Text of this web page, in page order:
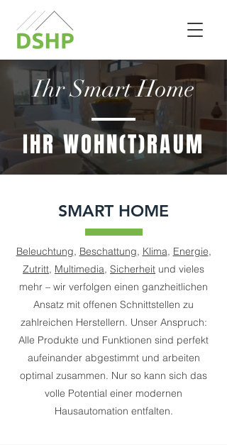
Ihr Smart Home
IHR WOHN(T)RAUM
SMART HOME
Beleuchtung, Beschattung, Klima, Energie,
Zutritt, Multimedia, Sicherheit und vieles
mehr – wir verfolgen einen ganzheitlichen
Ansatz mit offenen Schnittstellen zu
zahlreichen Herstellern. Unser Anspruch:
Alle Produkte und Funktionen sind perfekt
aufeinander abgestimmt und arbeiten
optimal zusammen. Nur so kann sich das
volle Potential einer modernen
Hausautomation entfalten.